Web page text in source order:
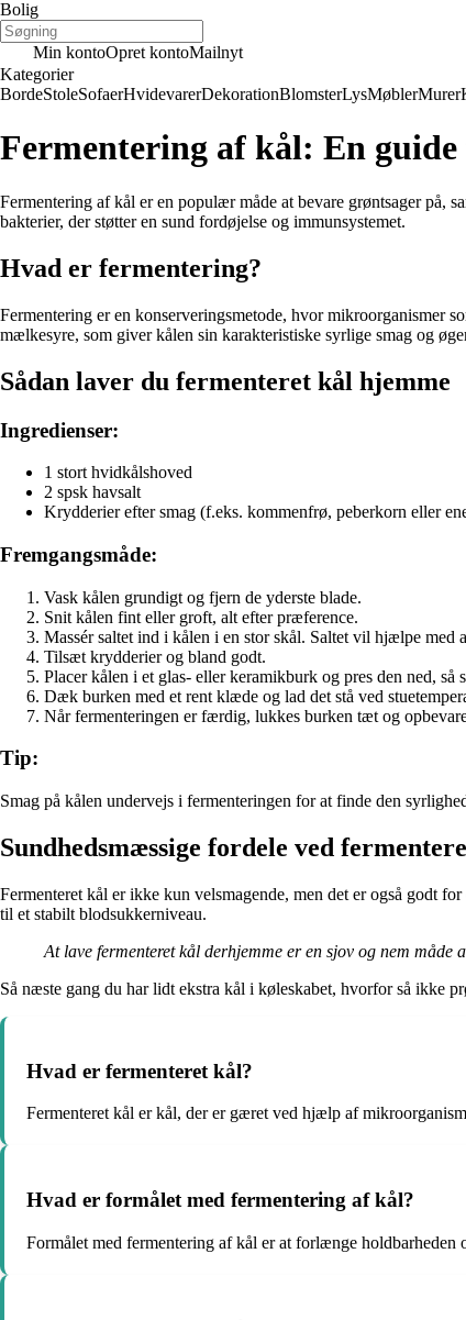
Bolig
Min kontoOpret kontoMailnyt
Kategorier
BordeStoleSofaerHvidevarerDekorationBlomsterLysMøblerMurer
Fermentering af kål: En
Fermentering af kål er en populær måde at bevare grøntsager på,
bakterier, der støtter en sund fordøjelse og immunsystemet.
Hvad er fermentering?
Fermentering er en konserveringsmetode, hvor mikroorganismer
mælkesyre, som giver kålen sin karakteristiske syrlige smag og
Sådan laver du fermenteret kål hjemme
Ingredienser:
1 stort hvidkålshoved
2 spsk havsalt
Krydderier efter smag (f.eks. kommenfrø, peberkorn eller
Fremgangsmåde:
Vask kålen grundigt og fjern de yderste blade.
Snit kålen fint eller groft, alt efter præference.
Massér saltet ind i kålen i en stor skål. Saltet vil hjælpe
Tilsæt krydderier og bland godt.
Placer kålen i et glas- eller keramikburk og pres den ned,
Dæk burken med et rent klæde og lad det stå ved
Når fermenteringen er færdig, lukkes burken tæt og
Tip:
Smag på kålen undervejs i fermenteringen for at finde den
Sundhedsmæssige fordele ved
Fermenteret kål er ikke kun velsmagende, men det er også godt
til et stabilt blodsukkerniveau.
At lave fermenteret kål derhjemme er en sjov og nem måde
Så næste gang du har lidt ekstra kål i køleskabet, hvorfor så ikke
Hvad er fermenteret kål?
Fermenteret kål er kål, der er gæret ved hjælp af
Hvad er formålet med fermentering af kål?
Formålet med fermentering af kål er at forlænge